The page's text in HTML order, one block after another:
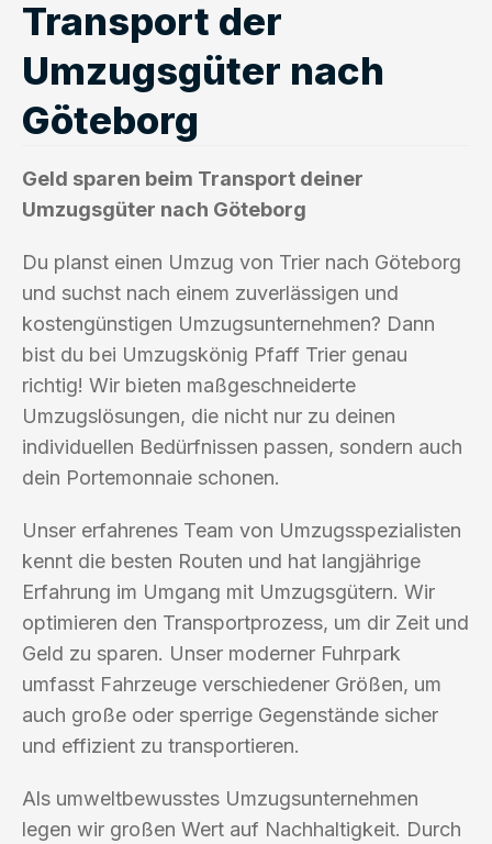
Transport der
Umzugsgüter nach
Göteborg
Geld sparen beim Transport deiner
Umzugsgüter nach Göteborg
Du planst einen Umzug von Trier nach Göteborg
und suchst nach einem zuverlässigen und
kostengünstigen Umzugsunternehmen? Dann
bist du bei Umzugskönig Pfaff Trier genau
richtig! Wir bieten maßgeschneiderte
Umzugslösungen, die nicht nur zu deinen
individuellen Bedürfnissen passen, sondern auch
dein Portemonnaie schonen.
Unser erfahrenes Team von Umzugsspezialisten
kennt die besten Routen und hat langjährige
Erfahrung im Umgang mit Umzugsgütern. Wir
optimieren den Transportprozess, um dir Zeit und
Geld zu sparen. Unser moderner Fuhrpark
umfasst Fahrzeuge verschiedener Größen, um
auch große oder sperrige Gegenstände sicher
und effizient zu transportieren.
Als umweltbewusstes Umzugsunternehmen
legen wir großen Wert auf Nachhaltigkeit. Durch